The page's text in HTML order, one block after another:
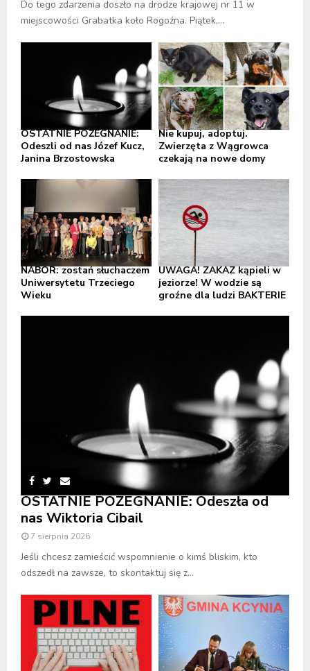
Do tego zdarzenia doszło na drodze krajowej nr 11 w
miejscowości Grabatka koło Rogoźna. Piątek,...
OSTATNIE POŻEGNANIE:
Odeszli od nas Józef Kucz,
Janina Brzostowska
Nie kupuj, adoptuj.
Zwierzęta z Wągrowca
czekają na nowe domy
NABÓR: zostań słuchaczem
Uniwersytetu Trzeciego
Wieku
UWAGA! ZAKAZ kąpieli w
jeziorze! W wodzie są
groźne dla ludzi BAKTERIE
OSTATNIE POŻEGNANIE: Odeszła od
nas Wiktoria Cibail
7 sierpnia 2026
Jeśli chcesz zamieścić wspomnienie o kimś bliskim, kto
odszedł na zawsze, to skontaktuj się z...